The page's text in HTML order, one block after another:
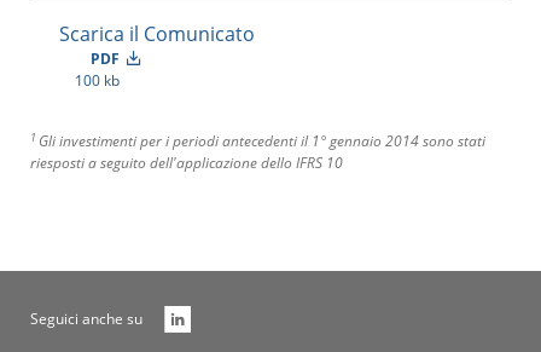
Scarica il Comunicato
PDF
100 kb
1 Gli investimenti per i periodi antecedenti il 1° gennaio 2014 sono stati
riesposti a seguito dell'applicazione dello IFRS 10
Seguici anche su